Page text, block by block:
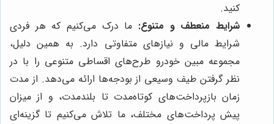
کنید.
شرایط منعطف و متنوع: ما درک می‌کنیم که هر فردی
شرایط مالی و نیازهای متفاوتی دارد. به همین دلیل،
مجموعه مبین خودرو طرح‌های اقساطی متنوعی را با در
نظر گرفتن طیف وسیعی از بودجه‌ها ارائه می‌دهد. از مدت
زمان بازپرداخت‌های کوتاه‌مدت تا بلندمدت، و از میزان
پیش پرداخت‌های مختلف، ما تلاش می‌کنیم تا گزینه‌ای